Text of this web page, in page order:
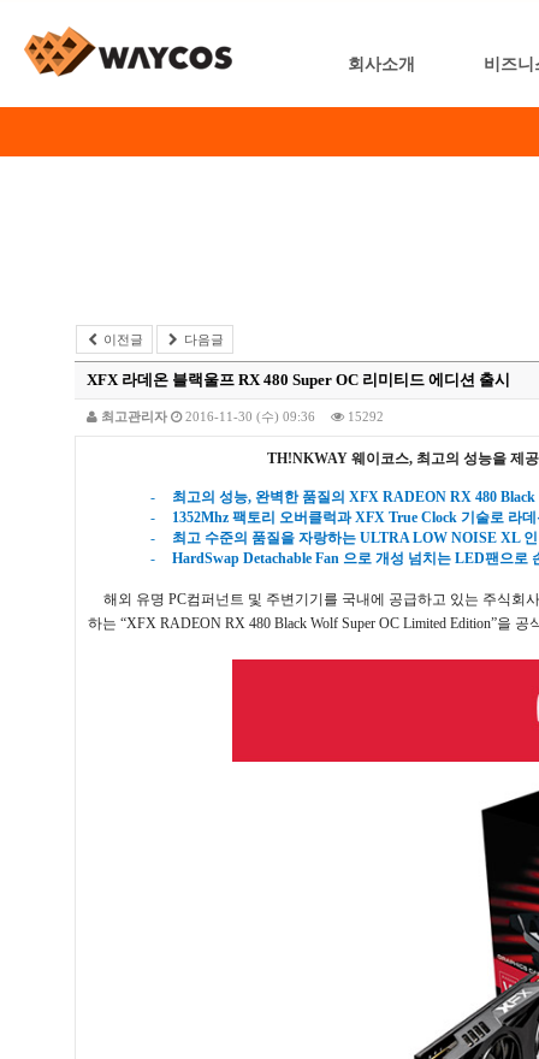
회사소개 비즈니
이전글 다음글
XFX 라데온 블랙울프 RX 480 Super OC 리미티드 에디션 출시
최고관리자 2016-11-30 (수) 09:36 15292
TH!NKWAY 웨이코스, 최고의 성능을 제
- 최고의 성능, 완벽한 품질의 XFX RADEON RX 480
-
1352Mhz 팩토리 오버클럭과XFX True Clock 기술로 라데
-
최고 수준의 품질을 자랑하는ULTRA LOW NOISE XL
-
HardSwap Detachable Fan 으로 개성 넘치는LED팬으로
해외 유명PC컴퍼넌트 및 주변기기를 국내에 공급하고 있는 주식회
하는 “XFX RADEON RX 480 Black Wolf Super OC Limited Edition”을 공